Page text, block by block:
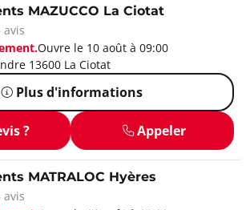
MAZUCCO La Ciotat
avis
Ouvre le 10 août à 09:00
13600 La Ciotat
Plus d'informations
? Appeler
MATRALOC Hyères
avis